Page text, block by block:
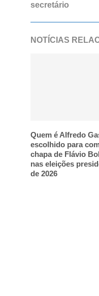
secretário
NOTÍCIAS
Quem é Alfredo
escolhido para
chapa de Flávio
nas eleições
de 2026